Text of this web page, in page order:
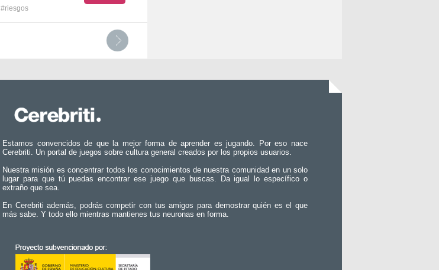
#riesgos
Estamos convencidos de que la mejor forma de aprender es jugando. Por eso nace
Cerebriti. Un portal de juegos sobre cultura general creados por los propios usuarios.
Nuestra misión es concentrar todos los conocimientos de nuestra comunidad en un solo
lugar para que tú puedas encontrar ese juego que buscas. Da igual lo específico o
extraño que sea.
En Cerebriti además, podrás competir con tus amigos para demostrar quién es el que
más sabe. Y todo ello mientras mantienes tus neuronas en forma.